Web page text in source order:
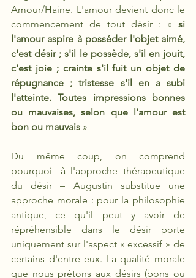
Amour/Haine. L'amour devient donc le
commencement de tout désir : « si
l'amour aspire à posséder l'objet aimé,
c'est désir ; s'il le possède, s'il en jouit,
c'est joie ; crainte s'il fuit un objet de
répugnance ; tristesse s'il en a subi
l'atteinte. Toutes impressions bonnes
ou mauvaises, selon que l'amour est
bon ou mauvais »
Du même coup, on comprend
pourquoi -à l'approche thérapeutique
du désir – Augustin substitue une
approche morale : pour la philosophie
antique, ce qu'il peut y avoir de
répréhensible dans le désir porte
uniquement sur l'aspect « excessif » de
certains d'entre eux. La qualité morale
que nous prêtons aux désirs (bons ou